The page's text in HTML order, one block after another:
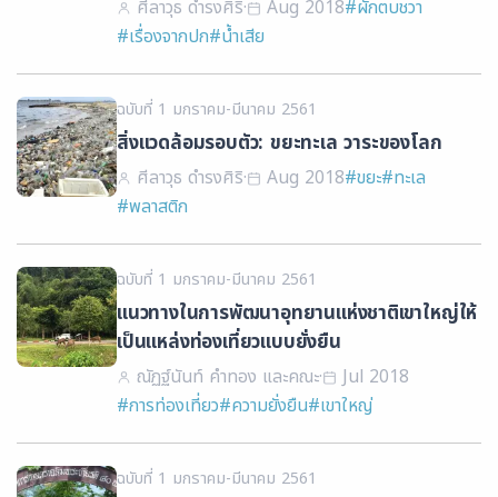
ศีลาวุธ ดำรงศิริ· Aug 2018#ผักตบชวา
#เรื่องจากปก#น้ำเสีย
ฉบับที่ 1 มกราคม-มีนาคม 2561
สิ่งแวดล้อมรอบตัว: ขยะทะเล วาระของโลก
ศีลาวุธ ดำรงศิริ· Aug 2018#ขยะ#ทะเล
#พลาสติก
ฉบับที่ 1 มกราคม-มีนาคม 2561
แนวทางในการพัฒนาอุทยานแห่งชาติเขาใหญ่ให้
เป็นแหล่งท่องเที่ยวแบบยั่งยืน
ณัฏฐ์นันท์ คำทอง และคณะ·
Jul 2018
#การท่องเที่ยว#ความยั่งยืน#เขาใหญ่
ฉบับที่ 1 มกราคม-มีนาคม 2561